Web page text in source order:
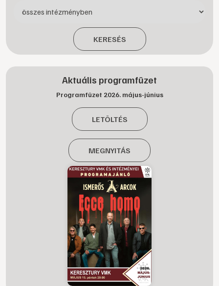
KERESÉS
Aktuális programfüzet
Programfüzet 2026. május-június
LETÖLTÉS
MEGNYITÁS